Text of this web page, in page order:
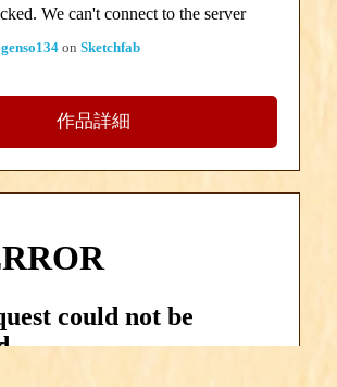
genso134 on Sketchfab
作品詳細